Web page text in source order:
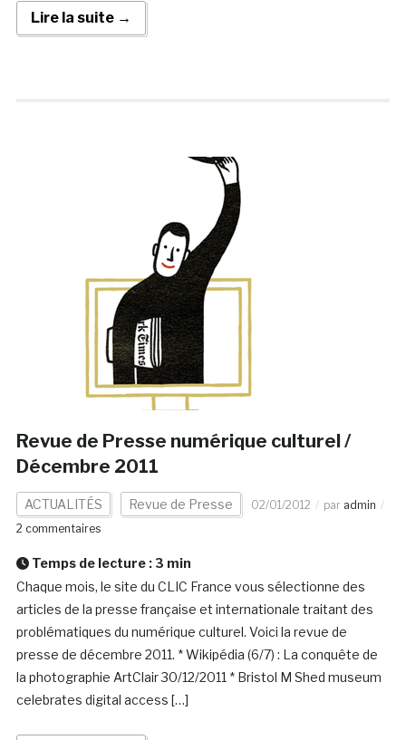
Lire la suite →
Revue de Presse numérique culturel /
Décembre 2011
ACTUALITÉS Revue de Presse 02/01/2012 par admin
2 commentaires
Temps de lecture : 3 min
Chaque mois, le site du CLIC France vous sélectionne des
articles de la presse française et internationale traitant des
problématiques du numérique culturel. Voici la revue de
presse de décembre 2011. * Wikipédia (6/7) : La conquête de
la photographie ArtClair 30/12/2011 * Bristol M Shed museum
celebrates digital access […]